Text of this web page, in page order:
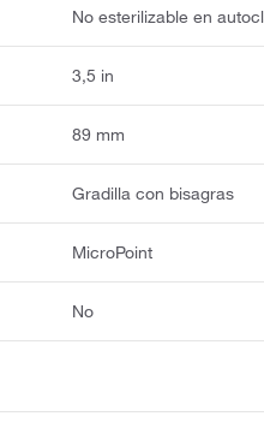
No esterilizable en
3,5 in
89 mm
Gradilla con bisagras
MicroPoint
No